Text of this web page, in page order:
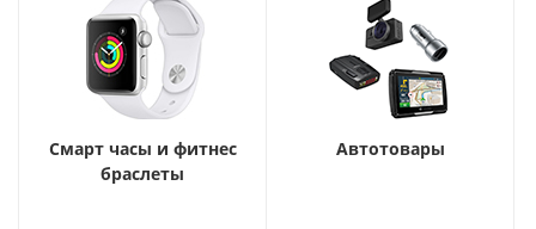
Смарт часы и фитнес
браслеты
Автотовары